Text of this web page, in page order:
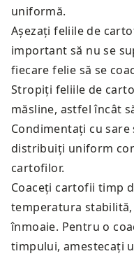
uniformă.
Așezați feliile de
important să nu se
fiecare felie să se
Stropiți feliile de
măsline, astfel încât
Condimentați cu sare
distribuiți uniform
cartofilor.
Coaceți cartofii timp
temperatura stabilită,
înmoaie. Pentru o
timpului, amestecați